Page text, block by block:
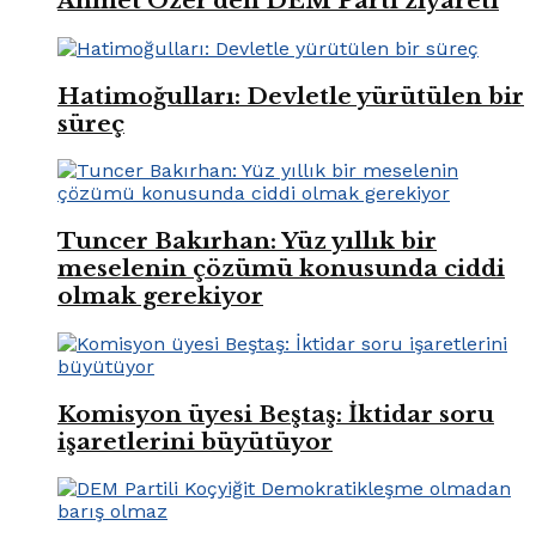
Hatimoğulları: Devletle yürütülen bir
süreç
Tuncer Bakırhan: Yüz yıllık bir
meselenin çözümü konusunda ciddi
olmak gerekiyor
Komisyon üyesi Beştaş: İktidar soru
işaretlerini büyütüyor